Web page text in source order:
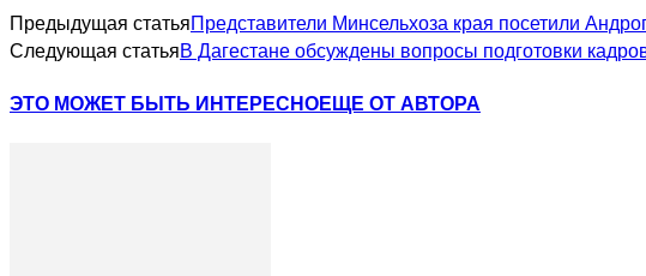
Предыдущая статьяПредставители Минсельхоза края посетили
Следующая статьяВ Дагестане обсуждены вопросы подготовки
ЭТО МОЖЕТ БЫТЬ ИНТЕРЕСНОЕЩЕ ОТ АВТОРА